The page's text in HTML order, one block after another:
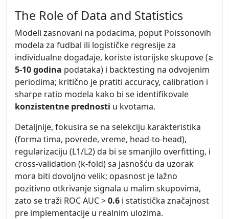
The Role of Data and Statistics
Modeli zasnovani na podacima, poput Poissonovih
modela za fudbal ili logističke regresije za
individualne događaje, koriste istorijske skupove (≥
5-10 godina podataka) i backtesting na odvojenim
periodima; kritično je pratiti accuracy, calibration i
sharpe ratio modela kako bi se identifikovale
konzistentne prednosti u kvotama.
Detaljnije, fokusira se na selekciju karakteristika
(forma tima, povrede, vreme, head‑to‑head),
regularizaciju (L1/L2) da bi se smanjilo overfitting, i
cross‑validation (k‑fold) sa jasnošću da uzorak
mora biti dovoljno velik; opasnost je lažno
pozitivno otkrivanje signala u malim skupovima,
zato se traži ROC AUC >0.6 i statistička značajnost
pre implementacije u realnim ulozima.